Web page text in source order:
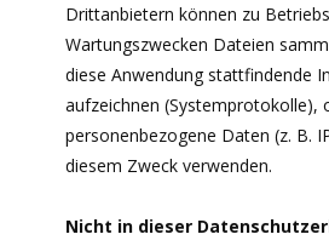
Drittanbietern können zu
Wartungszwecken Dateien
diese Anwendung stattfindende
aufzeichnen (Systemprotokolle),
personenbezogene Daten (z. B.
diesem Zweck verwenden.
Nicht in dieser